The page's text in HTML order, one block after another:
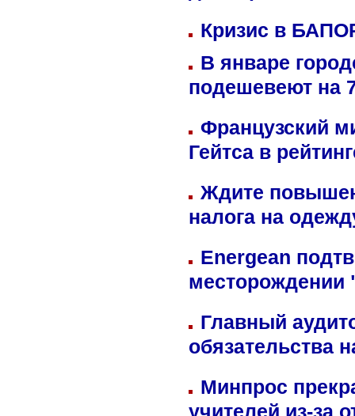
Кризис в
В январе
подешевеют на
Французский
Гейтса в
Ждите
налога на
Energean
Главный
обязательства
Минпрос